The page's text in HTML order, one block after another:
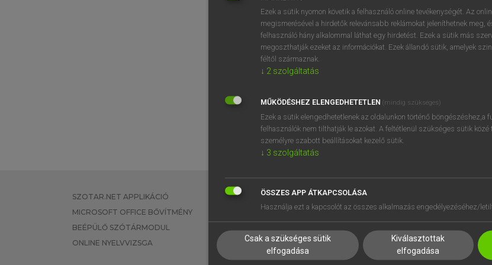
BELÉPÉS
próbaverziójának
regisztrálok
SZOTAR.NET APPLIKÁCIÓ
MICROSOFT OFFICE BŐVÍTMÉNY
BEÉPÜLŐ SZÓTÁRMODUL
ONLINE NYELVVIZSGA
EGYÉNI FELHASZNÁLÓKNAK
TANULÓKNAK
VÁLLALATI MEGOLDÁSOK
SÚGÓ
RÓLUNK
SÜTI BEÁLLÍTÁSOK
Ezek a sütik nyomon követik a felhasználó online tevékenységét. Az
megismerésével a hirdetők relevánsabb reklámokat jeleníthetnek meg,
felhasználó hány alkalommal láthat egy hirdetést. Ezek a sütik más
megoszthatják ezeket az információkat. Ezek állandó sütik, amelyek
féltől származnak.
↓ 2 szolgáltatás
MŰKÖDÉSHEZ ELENGEDHETETLEN (mindig szükséges)
Ezek a sütik elengedhetetlenek az oldalunkon történő böngészéshez,a
felhasználók nem tilthatják le azokat. A feltétlenül szükséges sütik közé
személyre szabott beállításokat kezelő sütik.
↓ 3 szolgáltatás
ÖSSZES APP ÁTKAPCSOLÁSA
Használja ezt a kapcsolót az összes alkalmazás engedélyezéséhez/
Csak a szükséges sütik
elfogadása
Kiválasztottak
elfogadása